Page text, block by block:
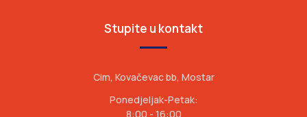
Stupite u kontakt
Cim, Kovačevac bb, Mostar
Ponedjeljak-Petak:
8:00 - 16:00